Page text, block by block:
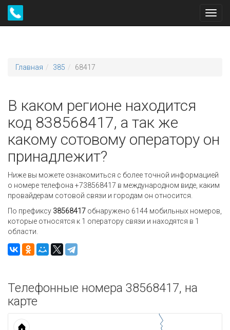
Главная 385 68417
В каком регионе находится
код 838568417, а так же
какому сотовому оператору он
принадлежит?
Ниже вы можете ознакомиться с более точной информацией
о номере телефона +738568417 в международном виде, каким
провайдерам сотовой связи и городам он относится.
По префиксу 38568417 обнаружено 6144 мобильных номеров,
которые относятся к 1 оператору связи и находятся в 1
области.
Телефонные номера 38568417, на
карте